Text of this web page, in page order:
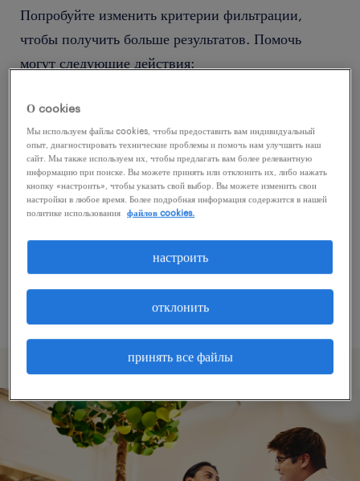
Попробуйте изменить критерии фильтрации,
чтобы получить больше результатов. Помочь
могут следующие действия:
Попробуйте удалить некоторые из
примененных фильтров.
Вы искали работу в определенном месте?
Учтите возможность расширения диапазона
вокруг местонахождения.
Измените название должности или ключевые
слова и проверьте, правильно ли они
написаны.
О cookies
Мы используем файлы cookies, чтобы предоставить вам индивидуальный
опыт, диагностировать технические проблемы и помочь нам улучшить наш
сайт. Мы также используем их, чтобы предлагать вам более релевантную
информацию при поиске. Вы можете принять или отклонить их, либо нажать
кнопку «настроить», чтобы указать свой выбор. Вы можете изменить свои
настройки в любое время. Более подробная информация содержится в нашей
политике использования
файлов cookies.
принять все файлы
отклонить
настроить